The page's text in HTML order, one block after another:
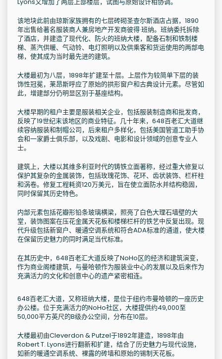
该地块此前由琼斯家族拥有的七层砖砌圣查尔斯酒店占据，1890
年出售给著名服装商人兼房地产开发商彼得·班纳。班纳委托拆除
了酒店，并建造了现代化、防火的班纳大楼，配备石制和铁制楼
梯、蒸汽供暖、气动铃、电灯照明以及供乘客和货运使用的两部电
梯，使其成为当时最先进的建筑。
大楼最初为八层，1898年扩建至十层。上层作为较简单下层的装
饰性冠冕，莱昂斯呼应了原始的拱形窗户和古典设计元素。尽管如
此，增建部分仍明显区别于基座结构。
大楼早期的租户主要是服装相关企业，包括服装制造商和批发商，
反映了19世纪末该地区的商业特征。几十年来，648百老汇大道继
续容纳服装和制帽公司，后来租户多样化，包括美国管道工助手协
会和一家爵士俱乐部，以及戏剧、电影和设计领域的创意专业人
士。
建筑上，大楼以其维多利亚时代的铸铁立面著称，经过重大修复以
保护其复杂的金属装饰，包括玫瑰花饰、花环、齿状装饰、栏杆柱
和涡卷。修复工程耗资120万美元，旨在使立面防水并结构稳固，
同时保留其历史特色。
内部元素包括花瓣形铅条玻璃横梁，照亮了白色大理石墙壁的大
堂，装饰图案在压花金属天花板和楼梯栏杆的铁艺中反复出现。现
代升级包括新窗户、暖通空调系统和符合ADA标准的通道，使大楼
在保留历史魅力的同时满足当代标准。
在其历史中，648百老汇大道反映了NoHo区的经济和建筑演变，
作为商业阁楼建筑，与曼哈顿作为服装业中心的发展以及后来作为
充满活力的文化和创意中心的遗产紧密相连。
648百老汇大道，又称班纳大楼，是位于纽约市曼哈顿的一座历史
办公楼。位于充满活力的NoHo社区，大楼提供约49,000至
50,000平方英尺的B级办公空间，分布在10层。
大楼最初由Cleverdon & Putzel于1892年建造，1898年由
Robert T. Lyons进行翻新和扩建，结合了历史魅力与现代设施，
如新的暖通空调系统、裸露的砖墙和原始的锡制天花板。